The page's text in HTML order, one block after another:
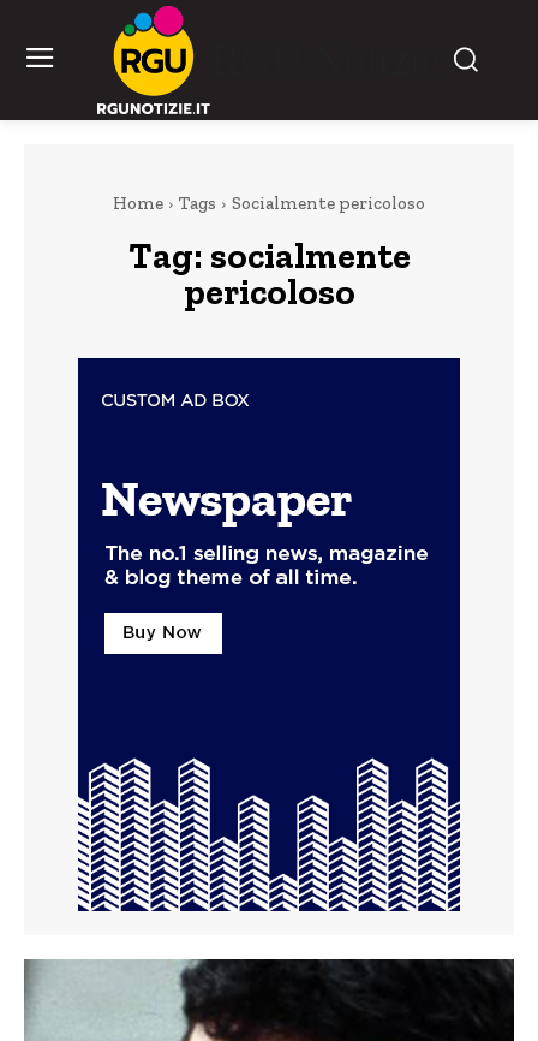
Home Tags Socialmente pericoloso
Tag: socialmente
pericoloso